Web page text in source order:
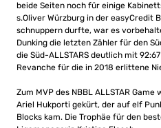
beide Seiten noch für einige
s.Oliver Würzburg in der easyCredit
schnuppern durfte, war es
Dunking die letzten Zähler für den
die Süd-ALLSTARS deutlich mit
Revanche für die in 2018 erlittene
Zum MVP des NBBL ALLSTAR
Ariel Hukporti gekürt, der auf elf
Blocks kam. Die Trophäe für den